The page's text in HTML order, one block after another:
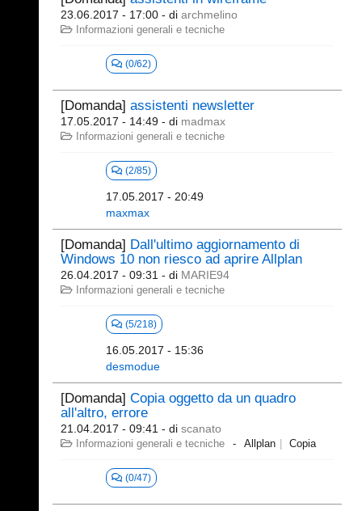
23.06.2017 - 17:00 - di archmelino
Informazioni generali e tecniche
(0/62)
[Domanda] assistenti newsletter
17.05.2017 - 14:49 - di madmax
Informazioni generali e tecniche
(2/85)
17.05.2017 - 20:49
maxmax
[Domanda] Dall'ultimo aggiornamento di
Windows 10 non riesco ad aprire Allplan
26.04.2017 - 09:31 - di MARIE94
Informazioni generali e tecniche
(5/218)
16.05.2017 - 15:36
desmodue
[Domanda] Copia oggetto da un quadro
all'altro, errore
21.04.2017 - 09:41 - di scanato
Informazioni generali e tecniche Allplan Copia
(0/47)